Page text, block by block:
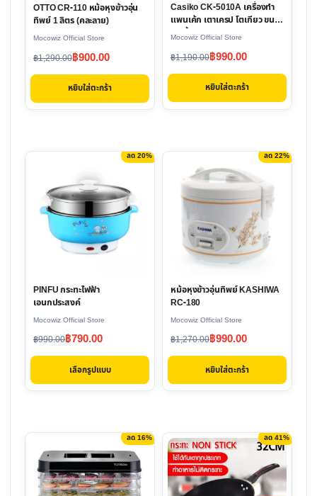
OTTO CR-110 หม้อหุงข้าวอุ่น
ทิพย์ 1 ลิตร (คละลาย)
Mocowiz Official Store
฿1,290.00
Original
price
฿1,290.00.
฿900.00
Current
price
฿900.00.
หยิบใส่ตะกร้า
Casiko CK-5010A เครื่องทำ
แพนเค้ก เตาเครป โตเกียว ขนาด
12 นิ้ว
Mocowiz Official Store
฿1,190.00
Original
price
฿1,190.00.
฿990.00
Current
price
฿990.00.
หยิบใส่ตะกร้า
ลด 20%
PINFU กระทะไฟฟ้า
เอนกประสงค์
Mocowiz Official Store
฿990.00
Original
price
฿990.00.
฿790.00
Current
price
฿790.00.
เลือกรูปแบบ
product
has
multiple
variants.
may
chosen
product
ลด 22%
หม้อหุงข้าวอุ่นทิพย์ KASHIWA
RC-180
Mocowiz Official Store
฿1,270.00
Original
price
฿1,270.00.
฿990.00
Current
price
฿990.00.
หยิบใส่ตะกร้า
ลด 16% ลด 41%